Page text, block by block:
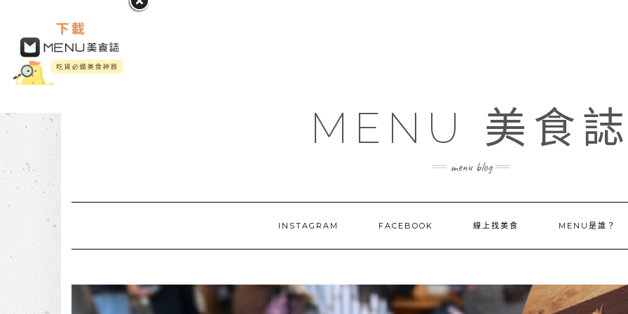
MENU 美食
menu blog
INSTAGRAM FACEBOOK 線上找美食 MENU是誰？